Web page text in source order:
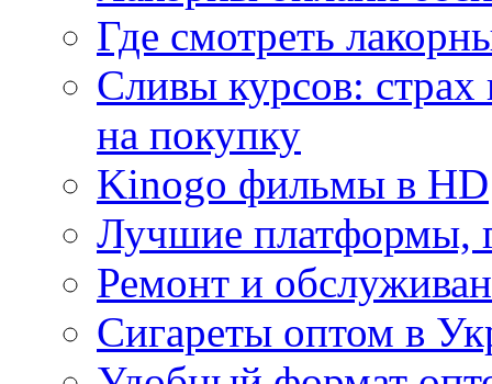
Где смотреть
Сливы курсов:
на покупку
Kinogo фильмы в HD
Лучшие платформы,
Ремонт и
Сигареты оптом в